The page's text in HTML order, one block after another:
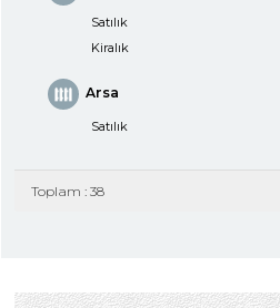
Satılık
Kiralık
Arsa
Satılık
Toplam : 38